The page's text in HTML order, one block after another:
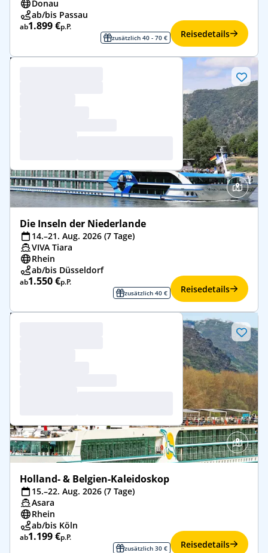
Donau
ab/bis Passau
ab1.899 €p.P.
zusätzlich 40 - 70 € Reisedetails
Die Inseln der Niederlande
14.–21. Aug. 2026 (7 Tage)
VIVA Tiara
Rhein
ab/bis Düsseldorf
ab1.550 €p.P.
zusätzlich 40 € Reisedetails
Holland- & Belgien-Kaleidoskop
15.–22. Aug. 2026 (7 Tage)
Asara
Rhein
ab/bis Köln
ab1.199 €p.P.
zusätzlich 30 € Reisedetails